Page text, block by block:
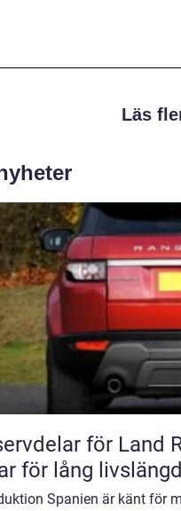
Läs
för Land
för lång
Spanien är känt för